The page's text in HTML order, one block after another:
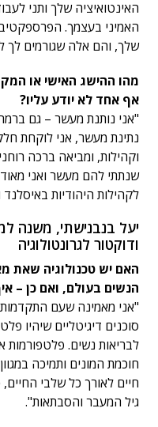
האינטואיציה שלך ותני
האמיני בעצמך.
שלך, והם אלה שגורמים לך
מהו ההישג האישי או
אף אחד לא יודע עליו?
"אני נותנת מעשר – גם
נתינת מעשר, אני לוקחת
וקהילות, ומביאה ברכה
שנתתי להם מעשר ואני
לקהילות היהודיות
יעל בנבנישתי, משנה
ודוקטור לגרונטולוגיה
האם יש טכנולוגיה שאת
הנשים בעולם, ואם כן –
"אני מאמינה שעם
סוכנים דיגיטליים שיהיו
לבריאות נשים. פלטפורמות
חוכמת המונים ותמיכה
חיים לאורך כל שלבי
גיל המעבר והסבתאות".